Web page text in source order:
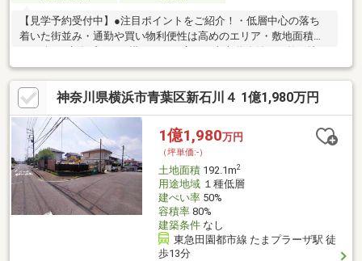
【見学予約受付中】●注目ポイントをご紹介！・低層中心の落ち
着いた街並み・通勤や買い物利便性は高めのエリア・敷地面積
接道が二方向のため開放感あり・更地でライフライン引込済のた
め即建築可能ご予算に応じてお客様の理想にあった参考プランを
作成致しますので、是非ご希望をお聞かせ下さい。ご希望のハウ
スメーカーでの建築もご相談くださいませ。◇キッズスペースあ
り ◇無料提携駐車場あり ■お客様に最適のお支払いプランをご提
案します■お支払いシミュレーションを基に、諸費用や毎月のお
支払い額等、分かり易くご説明させて頂きます。
神奈川県横浜市青葉区新石川４ 1億1,980万円
1億1,980万円
（坪単価:-）
土地面積192.1m2
用途地域１種低層
建ぺい率50%
容積率80%
建築条件なし
東急田園都市線 たまプラーザ駅 徒
歩13分